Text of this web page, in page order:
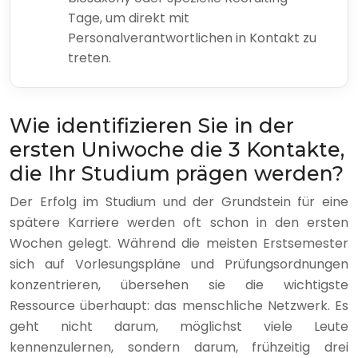
Tage, um direkt mit
Personalverantwortlichen in Kontakt zu
treten.
Wie identifizieren Sie in der
ersten Uniwoche die 3 Kontakte,
die Ihr Studium prägen werden?
Der Erfolg im Studium und der Grundstein für eine
spätere Karriere werden oft schon in den ersten
Wochen gelegt. Während die meisten Erstsemester
sich auf Vorlesungspläne und Prüfungsordnungen
konzentrieren, übersehen sie die wichtigste
Ressource überhaupt: das menschliche Netzwerk. Es
geht nicht darum, möglichst viele Leute
kennenzulernen, sondern darum, frühzeitig drei